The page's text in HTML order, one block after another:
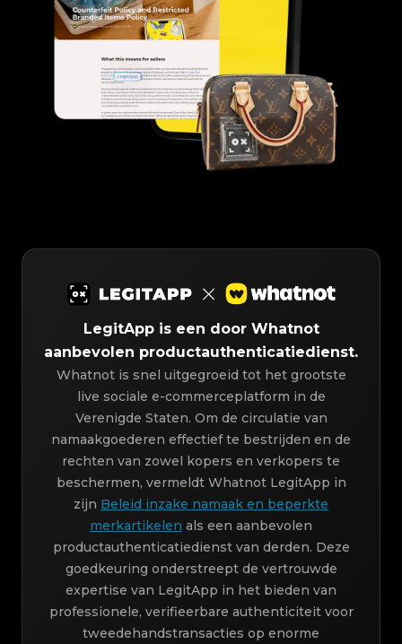
LegitApp is een door Whatnot
aanbevolen productauthenticatiedienst.
Whatnot is snel uitgegroeid tot het grootste
live sociale e-commerceplatform in de
Verenigde Staten. Om de circulatie van
namaakgoederen effectief te bestrijden en de
rechten van zowel kopers en verkopers te
beschermen, vermeldt Whatnot LegitApp in
zijn Beleid inzake namaak en beperkte
merkartikelen als een aanbevolen
productauthenticatiedienst van derden. Deze
goedkeuring onderstreept de vertrouwde
expertise van LegitApp in het bieden van
professionele, verifieerbare authenticiteit voor
tweedehandstransacties op enorme